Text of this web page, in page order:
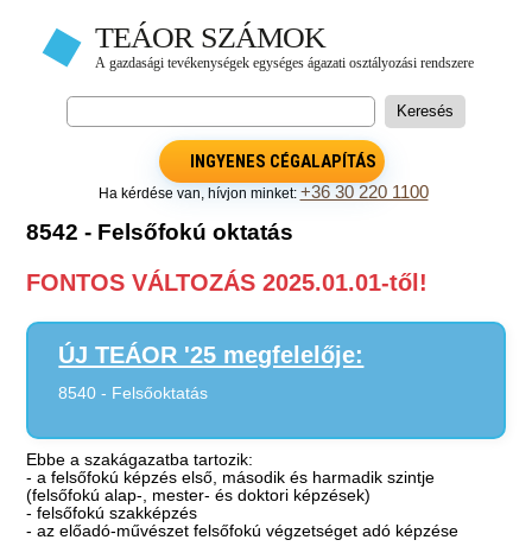
INGYENES CÉGALAPÍTÁS
Ha kérdése van, hívjon minket: +36 30 220 1100
8542 - Felsőfokú oktatás
FONTOS VÁLTOZÁS 2025.01.01-től!
ÚJ TEÁOR '25 megfelelője:
8540 - Felsőoktatás
Ebbe a szakágazatba tartozik:
- a felsőfokú képzés első, második és harmadik szintje
(felsőfokú alap-, mester- és doktori képzések)
- felsőfokú szakképzés
- az előadó-művészet felsőfokú végzetséget adó képzése